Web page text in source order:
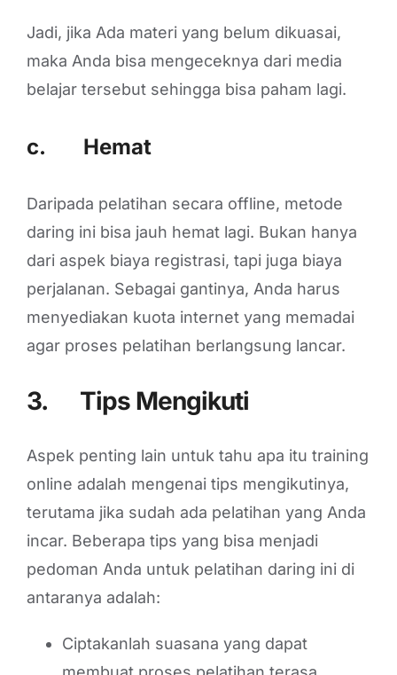
Jadi, jika Ada materi yang belum dikuasai,
maka Anda bisa mengeceknya dari media
belajar tersebut sehingga bisa paham lagi.
c. Hemat
Daripada pelatihan secara offline, metode
daring ini bisa jauh hemat lagi. Bukan hanya
dari aspek biaya registrasi, tapi juga biaya
perjalanan. Sebagai gantinya, Anda harus
menyediakan kuota internet yang memadai
agar proses pelatihan berlangsung lancar.
3. Tips Mengikuti
Aspek penting lain untuk tahu apa itu training
online adalah mengenai tips mengikutinya,
terutama jika sudah ada pelatihan yang Anda
incar. Beberapa tips yang bisa menjadi
pedoman Anda untuk pelatihan daring ini di
antaranya adalah:
Ciptakanlah suasana yang dapat